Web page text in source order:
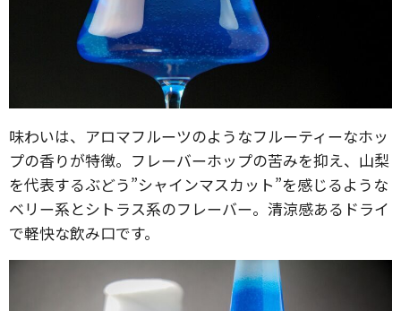
味わいは、アロマフルーツのようなフルーティーなホッ
プの香りが特徴。フレーバーホップの苦みを抑え、山梨
を代表するぶどう”シャインマスカット”を感じるような
ベリー系とシトラス系のフレーバー。清涼感あるドライ
で軽快な飲み口です。